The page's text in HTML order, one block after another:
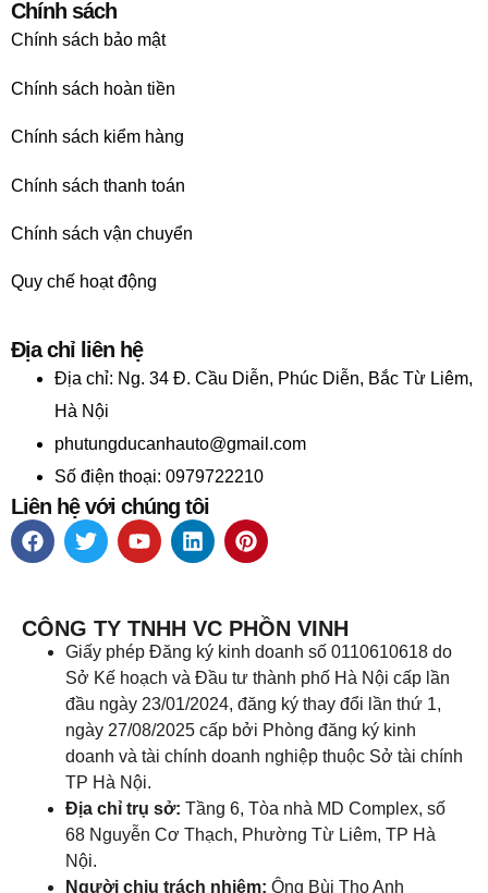
Chính sách
Chính sách bảo mật
Chính sách hoàn tiền
Chính sách kiểm hàng
Chính sách thanh toán
Chính sách vận chuyển
Quy chế hoạt động
Địa chỉ liên hệ
Địa chỉ: Ng. 34 Đ. Cầu Diễn, Phúc Diễn, Bắc Từ Liêm,
Hà Nội
phutungducanhauto@gmail.com
Số điện thoại: 0979722210
Liên hệ với chúng tôi
CÔNG TY TNHH VC PHỒN VINH
Giấy phép Đăng ký kinh doanh số 0110610618 do
Sở Kế hoạch và Đầu tư thành phố Hà Nội cấp lần
đầu ngày 23/01/2024, đăng ký thay đổi lần thứ 1,
ngày 27/08/2025 cấp bởi Phòng đăng ký kinh
doanh và tài chính doanh nghiệp thuộc Sở tài chính
TP Hà Nội.
Địa chỉ trụ sở: Tầng 6, Tòa nhà MD Complex, số
68 Nguyễn Cơ Thạch, Phường Từ Liêm, TP Hà
Nội.
Người chịu trách nhiệm: Ông Bùi Thọ Anh